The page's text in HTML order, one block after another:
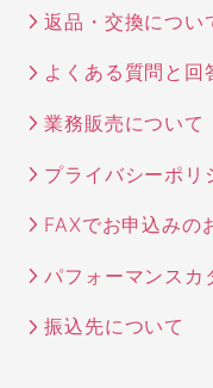
返品・交換につい
よくある質問と回
業務販売について
プライバシーポリ
FAXでお申込みの
パフォーマンスカ
振込先について